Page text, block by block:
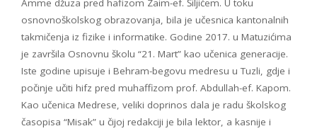
Amme džuza pred hafizom Zaim-ef. Šiljićem. U toku
osnovnoškolskog obrazovanja, bila je učesnica kantonalnih
takmičenja iz fizike i informatike. Godine 2017. u Matuzićima
je završila Osnovnu školu “21. Mart” kao učenica generacije.
Iste godine upisuje i Behram-begovu medresu u Tuzli, gdje i
počinje učiti hifz pred muhaffizom prof. Abdullah-ef. Kapom.
Kao učenica Medrese, veliki doprinos dala je radu školskog
časopisa “Misak” u čijoj redakciji je bila lektor, a kasnije i